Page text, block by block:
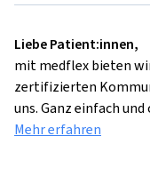
Liebe Patient:innen,
mit medflex bieten
zertifizierten
uns. Ganz einfach
Mehr erfahren